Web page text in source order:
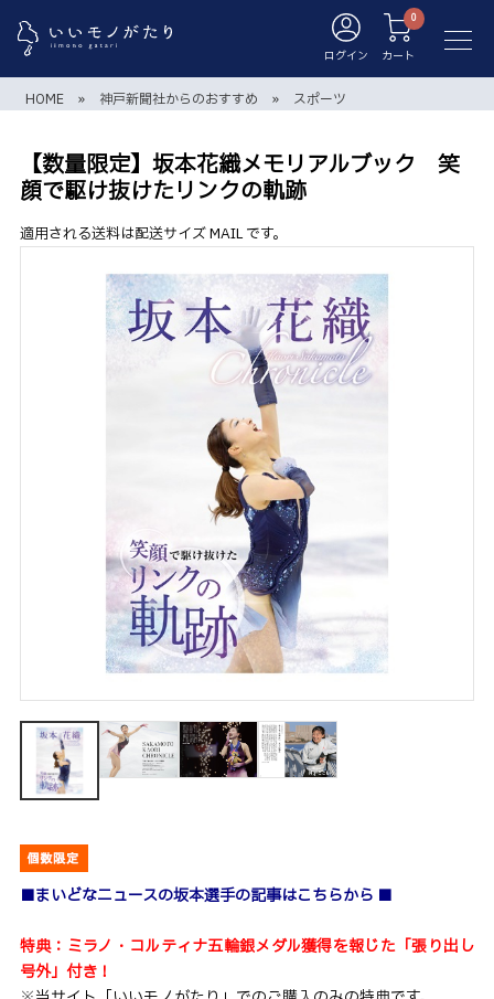
ログイン カート
HOME » 神戸新聞社からのおすすめ » スポーツ
【数量限定】坂本花織メモリアルブック 笑
顔で駆け抜けたリンクの軌跡
適用される送料は配送サイズ MAIL です。
■まいどなニュースの坂本選手の記事はこちらから ■
特典：ミラノ・コルティナ五輪銀メダル獲得を報じた「張り出し
号外」付き！